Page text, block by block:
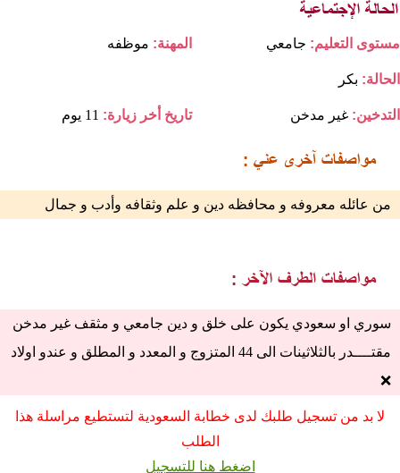
المهنة: موظفه مستوى التعليم: جامعي
الحالة: بكر
تاريخ أخر زيارة: 11 يوم التدخين: غير مدخن
من عائله معروفه و محافظه دين و علم وثقافه وأدب و جمال
سوري او سعودي يكون على خلق و دين جامعي و مثقف غير مدخن
مقتــــدر بالثلاثينات الى 44 المتزوج و المعدد و المطلق و عندو اولاد
❌
لا بد من تسجيل طلبك لدى خطابة السعودية لتستطيع مراسلة هذا
الطلب
اضغط هنا للتسجيل